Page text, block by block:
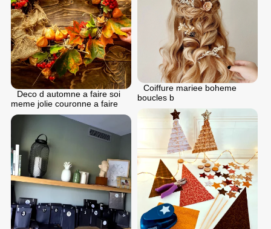
Deco d automne a faire soi
meme jolie couronne a faire
Coiffure mariee boheme
boucles b